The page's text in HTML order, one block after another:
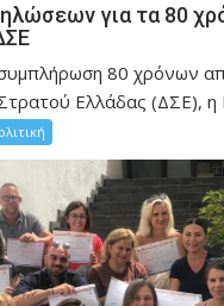
για τα 80
80 χρόνων
Ελλάδας (ΔΣΕ), η